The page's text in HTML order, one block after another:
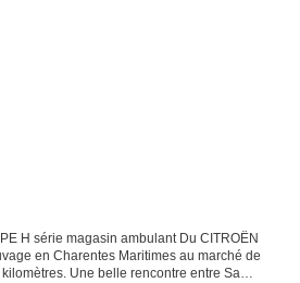
H série magasin ambulant Du CITROËN
en Charentes Maritimes au marché de
Une belle rencontre entre Sa